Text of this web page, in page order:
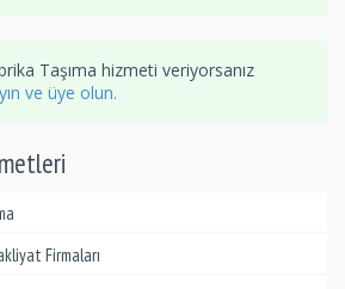
Taşıma hizmeti veriyorsanız
ve üye olun.
Firmaları